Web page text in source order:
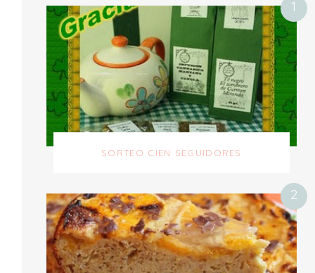
SORTEO CIEN SEGUIDORES